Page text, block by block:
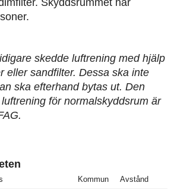
Skyddsrummet har
skedde luftrening med hjälp
eller sandfilter. Dessa ska inte
ska efterhand bytas ut. Den
för normalskyddsrum är
Kommun Avstånd